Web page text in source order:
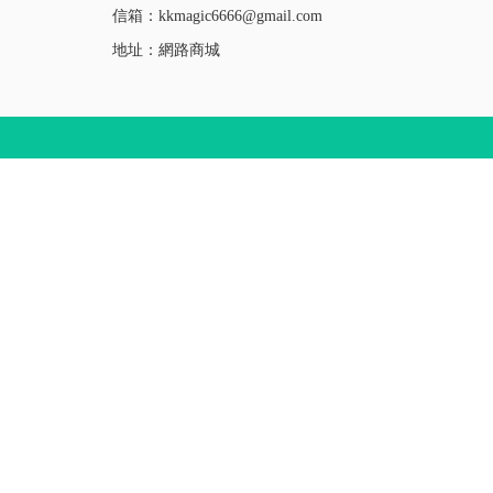
信箱：kkmagic6666@gmail.com
地址：網路商城